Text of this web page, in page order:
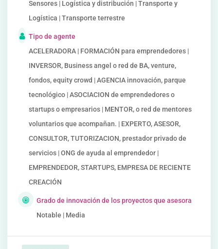
Sensores | Logística y distribución | Transporte y
Logística | Transporte terrestre
Tipo de agente
ACELERADORA | FORMACIÓN para emprendedores |
INVERSOR, Business angel o red de BA, venture,
fondos, equity crowd | AGENCIA innovación, parque
tecnológico | ASOCIACION de emprendedores o
startups o empresarios | MENTOR, o red de mentores
voluntarios que acompañan. | EXPERTO, ASESOR,
CONSULTOR, TUTORIZACION, prestador privado de
servicios | ONG de ayuda al emprendedor |
EMPRENDEDOR, STARTUPS, EMPRESA DE RECIENTE
CREACIÓN
Grado de innovación de los proyectos que asesora
Notable | Media